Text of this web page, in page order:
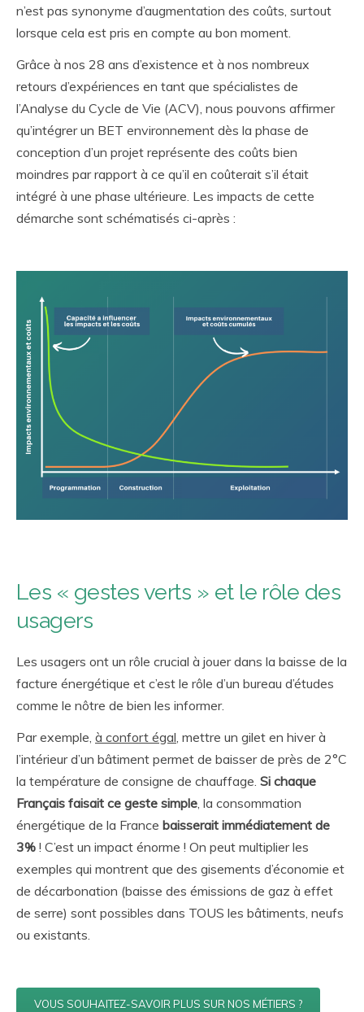
n’est pas synonyme d’augmentation des coûts, surtout
lorsque cela est pris en compte au bon moment.
Grâce à nos 28 ans d’existence et à nos nombreux
retours d’expériences en tant que spécialistes de
l’Analyse du Cycle de Vie (ACV), nous pouvons affirmer
qu’intégrer un BET environnement dès la phase de
conception d’un projet représente des coûts bien
moindres par rapport à ce qu’il en coûterait s’il était
intégré à une phase ultérieure. Les impacts de cette
démarche sont schématisés ci-après :
Les « gestes verts » et le rôle des
usagers
Les usagers ont un rôle crucial à jouer dans la baisse de la
facture énergétique et c’est le rôle d’un bureau d’études
comme le nôtre de bien les informer.
Par exemple, à confort égal, mettre un gilet en hiver à
l’intérieur d’un bâtiment permet de baisser de près de 2°C
la température de consigne de chauffage. Si chaque
Français faisait ce geste simple, la consommation
énergétique de la France baisserait immédiatement de
3% ! C’est un impact énorme ! On peut multiplier les
exemples qui montrent que des gisements d’économie et
de décarbonation (baisse des émissions de gaz à effet
de serre) sont possibles dans TOUS les bâtiments, neufs
ou existants.
VOUS SOUHAITEZ-SAVOIR PLUS SUR NOS MÉTIERS ?